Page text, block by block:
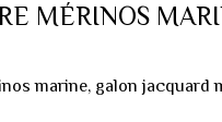
MÉRINOS
marine, galon jacquard